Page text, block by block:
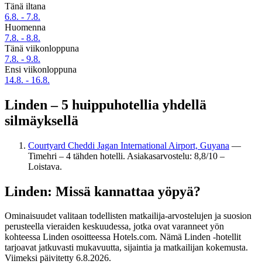
Tänä iltana
6.8. - 7.8.
Huomenna
7.8. - 8.8.
Tänä viikonloppuna
7.8. - 9.8.
Ensi viikonloppuna
14.8. - 16.8.
Linden – 5 huippuhotellia yhdellä
silmäyksellä
Courtyard Cheddi Jagan International Airport, Guyana —
Timehri – 4 tähden hotelli. Asiakasarvostelu: 8,8/10 –
Loistava.
Linden: Missä kannattaa yöpyä?
Ominaisuudet valitaan todellisten matkailija-arvostelujen ja suosion
perusteella vieraiden keskuudessa, jotka ovat varanneet yön
kohteessa Linden osoitteessa Hotels.com. Nämä Linden -hotellit
tarjoavat jatkuvasti mukavuutta, sijaintia ja matkailijan kokemusta.
Viimeksi päivitetty 6.8.2026.